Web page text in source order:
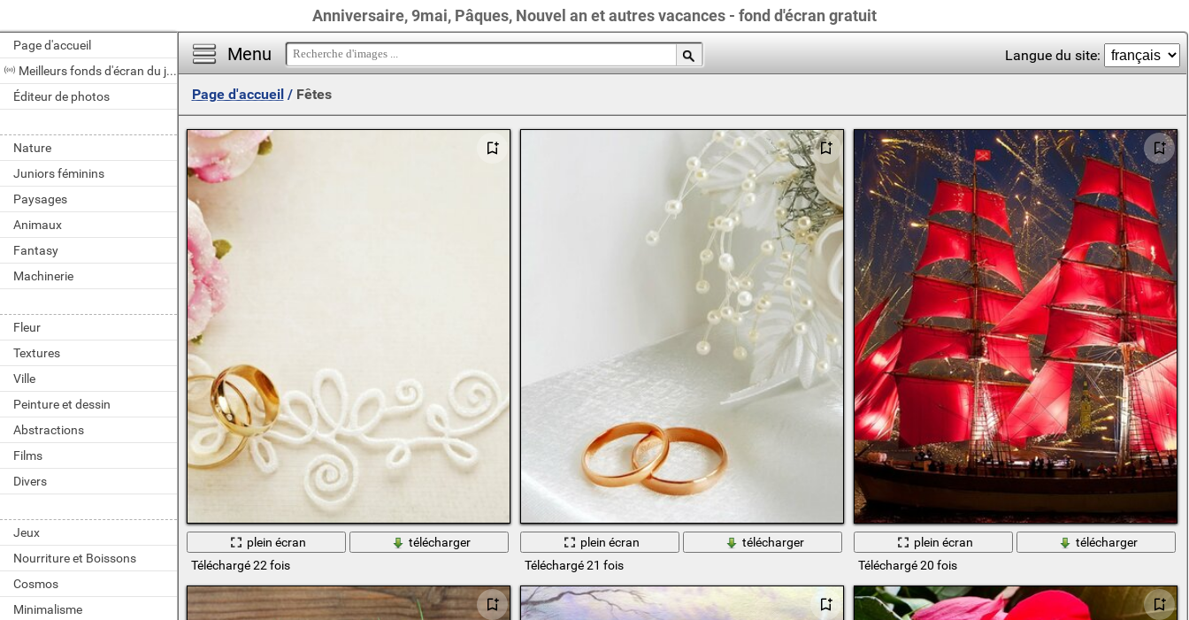
Anniversaire, 9mai, Pâques, Nouvel an et autres vacances - fond d'écran gratuit
Page d'accueil
Meilleurs fonds d'écran du jour
Éditeur de photos
Nature
Juniors féminins
Paysages
Animaux
Fantasy
Machinerie
Fleur
Textures
Ville
Peinture et dessin
Abstractions
Films
Divers
Jeux
Nourriture et Boissons
Cosmos
Minimalisme
Menu Langue du site:
Page d'accueil/ Fêtes
plein écran
télécharger
Téléchargé 22 fois
plein écran
télécharger
Téléchargé 21 fois
plein écran
télécharger
Téléchargé 20 fois